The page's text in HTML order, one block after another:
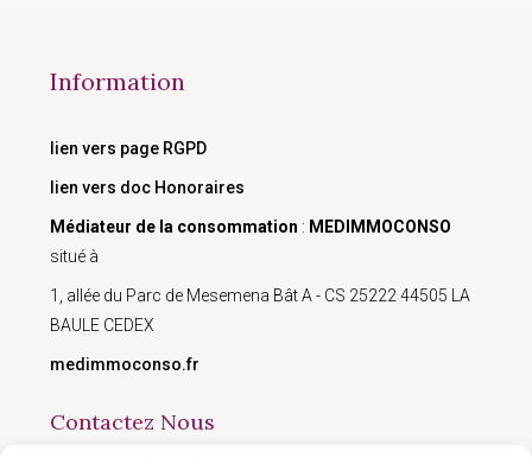
Information
lien vers page RGPD
lien vers doc Honoraires
Médiateur de la consommation : MEDIMMOCONSO
situé à
1, allée du Parc de Mesemena Bât A - CS 25222 44505 LA
BAULE CEDEX
medimmoconso.fr
Contactez Nous